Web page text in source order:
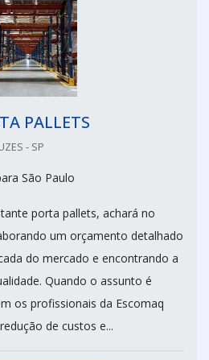
PALLETS
- SP
São Paulo
porta pallets, achará no
um orçamento detalhado
do mercado e encontrando a
Quando o assunto é
os profissionais da Escomaq
de custos e...